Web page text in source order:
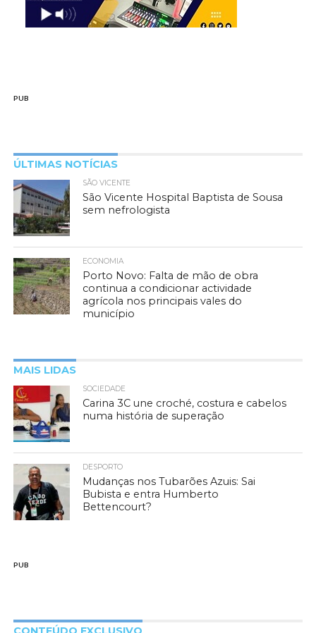
PUB
ÚLTIMAS NOTÍCIAS
SÃO VICENTE
São Vicente Hospital Baptista de Sousa
sem nefrologista
ECONOMIA
Porto Novo: Falta de mão de obra
continua a condicionar actividade
agrícola nos principais vales do
município
MAIS LIDAS
SOCIEDADE
Carina 3C une croché, costura e cabelos
numa história de superação
DESPORTO
Mudanças nos Tubarões Azuis: Sai
Bubista e entra Humberto
Bettencourt?
PUB